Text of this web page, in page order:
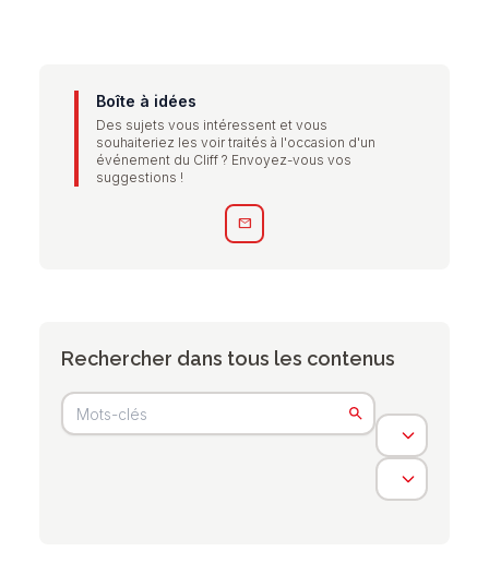
Boîte à idées
Des sujets vous intéressent et vous
souhaiteriez les voir traités à l'occasion d'un
événement du Cliff ? Envoyez-vous vos
suggestions !
mail
Rechercher dans tous les contenus